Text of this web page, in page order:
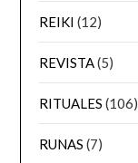
REIKI (12)
REVISTA(5)
RITUALES (106)
RUNAS (7)